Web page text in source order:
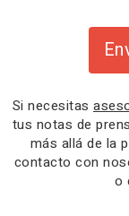
Si necesitas
tus notas de
más allá de la
contacto con
o